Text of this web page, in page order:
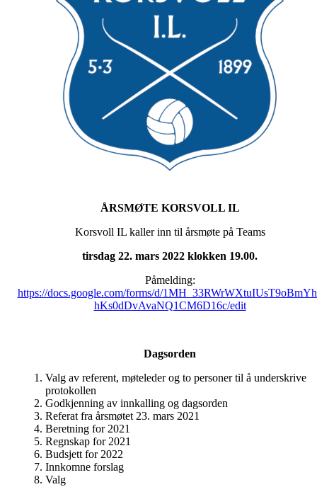
ÅRSMØTE KORSVOLL IL
Korsvoll IL kaller inn til årsmøte på Teams
tirsdag 22. mars 2022 klokken 19.00.
Påmelding:
https://docs.google.com/forms/d/
hKs0dDvAvaNQ1CM6D16c/edit
Dagsorden
Valg av referent, møteleder og to personer til å underskrive
protokollen
Godkjenning av innkalling og dagsorden
Referat fra årsmøtet 23. mars 2021
Beretning for 2021
Regnskap for 2021
Budsjett for 2022
Innkomne forslag
Valg